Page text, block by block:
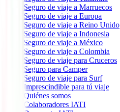
Seguro de viaje a Marruecos
Seguro de viaje a Europa
Seguro de viaje a Reino Unido
Seguro de viaje a Indonesia
Seguro de viaje a México
Seguro de viaje a Colombia
Seguro de viaje para Cruceros
Seguro para Camper
Seguro de viaje para Surf
Imprescindible para tú viaje
Quiénes somos
Colaboradores IATI